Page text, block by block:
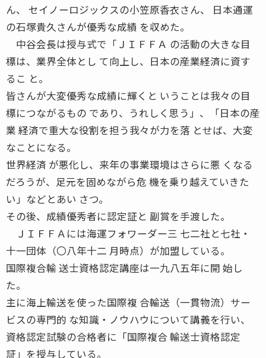
ん、 セイノーロジックスの小笠原香衣さん、 日本通運
の石塚貴久さんが優秀な成績 を収めた。
中谷会長は授与式で「ＪＩＦＦＡ の活動の大きな目
標は、業界全体とし て向上し、日本の産業経済に資す
るこ と。
皆さんが大変優秀な成績に輝くと いうことは我々の目
標につながるもの であり、うれしく思う」、「日本の産
業 経済で重大な役割を担う我々が力を落 とせば、大変
なことになる。
世界経済 が悪化し、来年の事業環境はさらに悪 くなる
だろうが、足元を固めながら危 機を乗り越えていきた
い」などとあい さつ。
その後、成績優秀者に認定証と 副賞を手渡した。
ＪＩＦＦＡには海運フォワーダー三 七二社と七社・
十一団体（〇八年十二 月時点）が加盟している。
国際複合輸 送士資格認定講座は一九八五年に開 始し
た。
主に海上輸送を使った国際複 合輸送（一貫物流）サー
ビスの専門的 な知識・ノウハウについて講義を行い、
資格認定試験の合格者に「国際複合 輸送士資格認定
証」を授与している。